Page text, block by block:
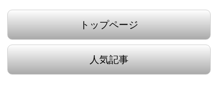
トップページ
人気記事